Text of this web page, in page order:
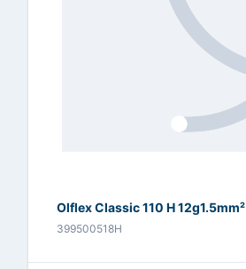
Olflex Classic 110 H 12g1.5mm²
399500518H